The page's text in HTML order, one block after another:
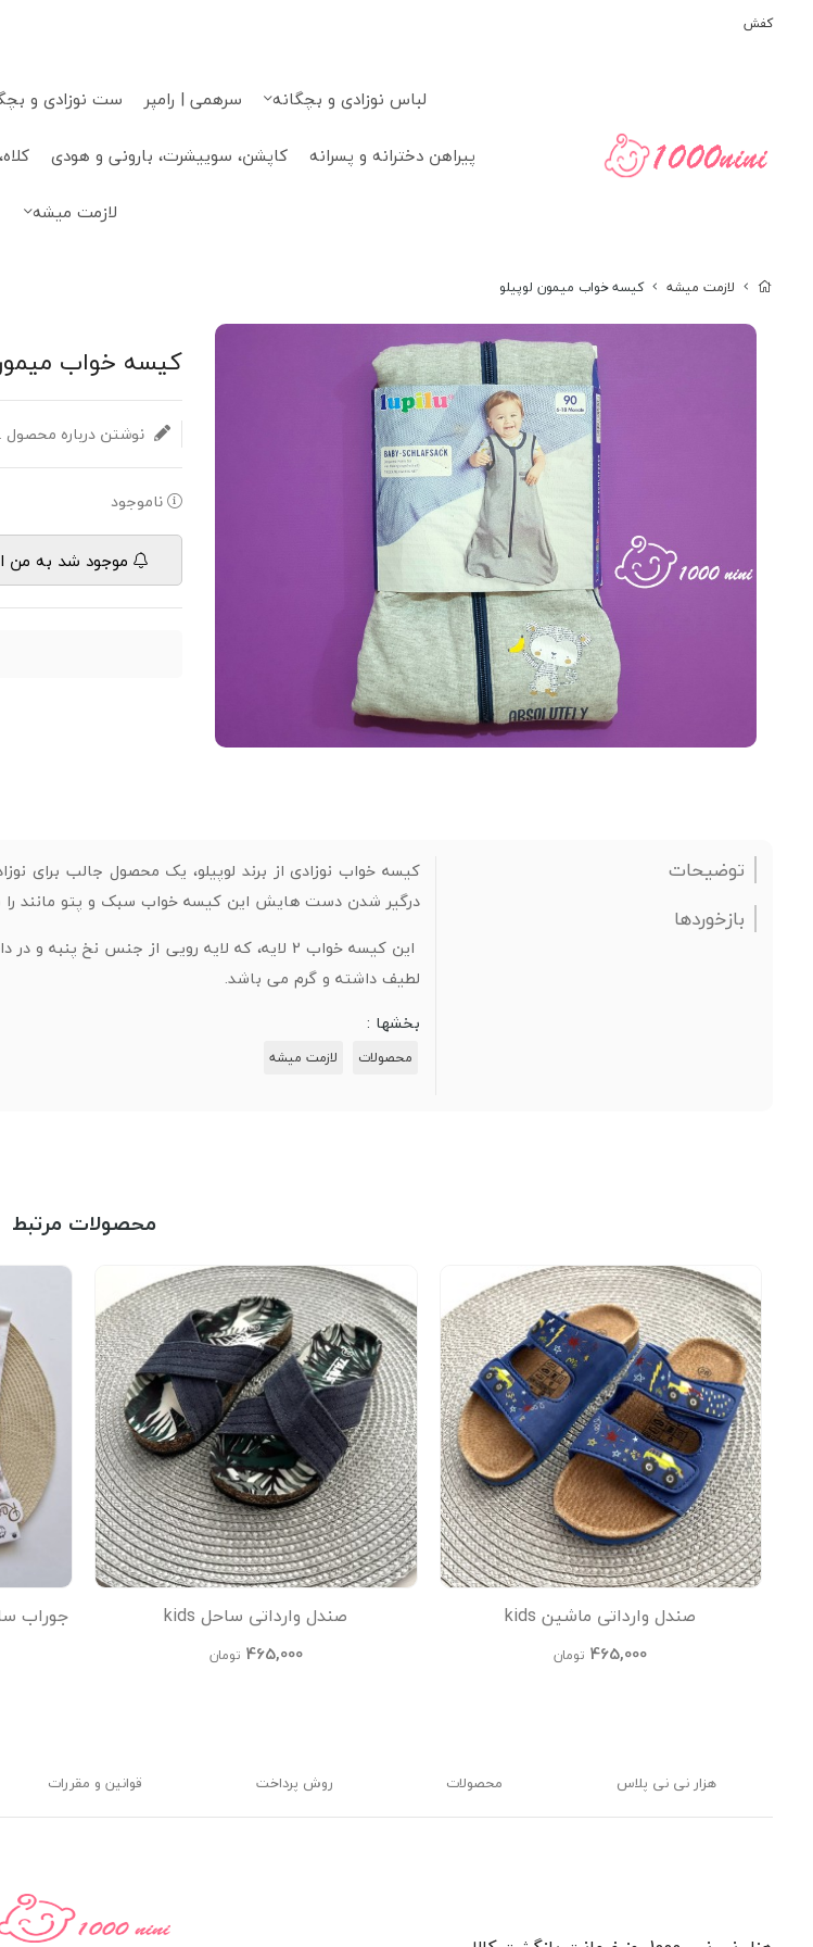
کفش
لباس نوزادی و بچگانه سرهمی | رامپر ست نوزادی و
پیراهن دخترانه و پسرانه
کاپشن، سوییشرت، بارونی و هودی
لازمت میشه
لازمت میشه کیسه خواب میمون لوپیلو
کیسه خواب
نوشتن درباره محصول
ناموجود
موجود شد به من
توضیحات
بازخوردها
کیسه خواب نوزادی از برند لوپیلو، یک محصول جالب برای
درگیر شدن دست هایش این کیسه خواب سبک و پتو مانند
لطیف داشته و گرم می باشد.
بخشها :
محصولات لازمت میشه
محصولات مرتبط
صندل وارداتی ماشین kids
465,000 تومان
صندل وارداتی ساحل kids
465,000 تومان
جوراب
هزار نی نی پلاس محصولات روش پرداخت قوانین و مقررات